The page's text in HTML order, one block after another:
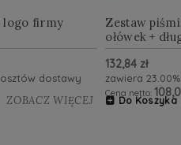
logo firmy
dostawy
ZOBACZ WIĘCEJ
Zestaw
ołówek +
132,84 zł
zawiera
Cena netto:
Do Koszyka